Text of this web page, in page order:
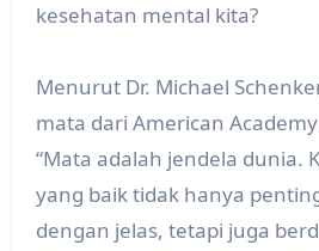
kesehatan mental kita?
Menurut Dr. Michael
mata dari American
“Mata adalah jendela dunia.
yang baik tidak hanya
dengan jelas, tetapi juga